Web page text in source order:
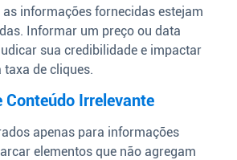
informações fornecidas estejam
Informar um preço ou data
sua credibilidade e impactar
de cliques.
Conteúdo Irrelevante
apenas para informações
elementos que não agregam